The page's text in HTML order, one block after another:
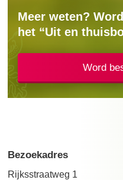
Meer weten?
het “Uit en
Word
Bezoekadres
Rijksstraatweg 1